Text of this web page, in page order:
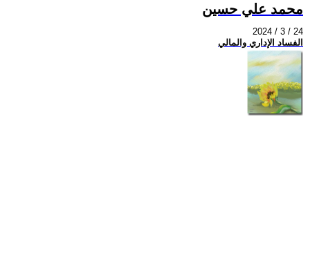
محمد علي حسين
2024 / 3 / 24
الفساد الإداري والمالي